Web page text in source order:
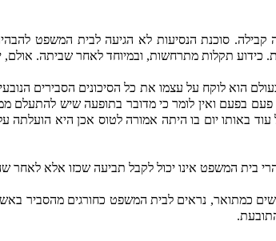
קבילה. סוכנת הנסיעות לא הגיעה לבית המשפט
תקלות מתרחשות, ובמיוחד לאחר שביתה.
הוא לוקח על עצמו את כל הסיכונים הסבירים
בפעם ואין לומר כי מדובר בתופעה שיש להתעלם
עוד באותו יום בו היתה אמורה לטוס אכן היא הועלתה
בית המשפט אינו יכול לקבל תביעה שכזו אלא
כמתואר, נראים לבית המשפט כחורגים מהסביר